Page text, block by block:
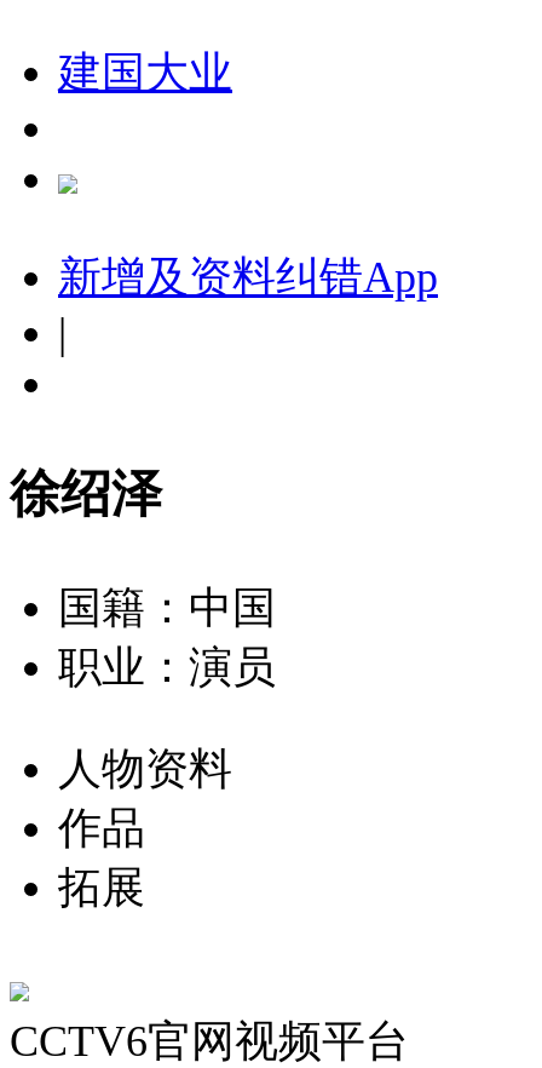
建国大业
新增及资料纠错App
|
徐绍泽
国籍：中国
职业：演员
人物资料
作品
拓展
CCTV6官网视频平台